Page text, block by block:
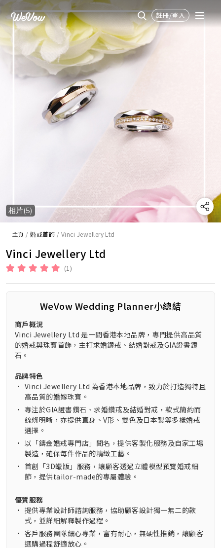
註冊/登入
相片(5)
主頁 /婚戒首飾 / Vinci Jewellery Ltd
Vinci Jewellery Ltd
(1)
WeVow Wedding Planner小總結
商戶概況
Vinci Jewellery Ltd 是一間香港本地品牌，專門提供高品質
的婚戒與珠寶首飾，主打求婚鑽戒、結婚對戒及GIA證書鑽
石。
品牌特色
• Vinci Jewellery Ltd 為香港本地品牌，致力於打造獨特且
高品質的婚嫁珠寶。
• 專注於GIA證書鑽石、求婚鑽戒及結婚對戒，款式簡約而
線條明晰，亦提供直身、V形、雙色及日本製等多樣婚戒
選擇。
• 以「鑄金婚戒專門店」聞名，提供客製化服務及自家工場
製造，確保每件作品的精緻工藝。
• 首創「3D蠟版」服務，讓顧客透過立體模型預覽婚戒細
節，提供tailor-made的專屬體驗。
優質服務
• 提供專業設計師諮詢服務，協助顧客設計獨一無二的款
式，並詳細解釋製作過程。
• 客戶服務團隊細心專業，富有耐心，無硬性推銷，讓顧客
選購過程舒適放心。